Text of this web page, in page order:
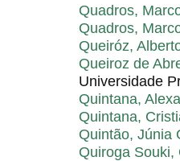
Quadros,
Quadros,
Queiróz,
Queiroz de
Universidade
Quintana,
Quintana,
Quintão, Júnia
Quiroga Souki,